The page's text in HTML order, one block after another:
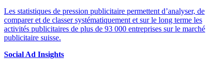
Les statistiques de pression publicitaire permettent d’analyser, de
comparer et de classer systématiquement et sur le long terme les
activités publicitaires de plus de 93 000 entreprises sur le marché
publicitaire suisse.
Social Ad Insights